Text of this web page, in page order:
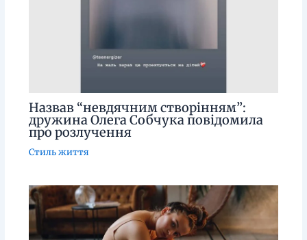
Назвав “невдячним створінням”:
дружина Олега Собчука повідомила
про розлучення
Стиль життя